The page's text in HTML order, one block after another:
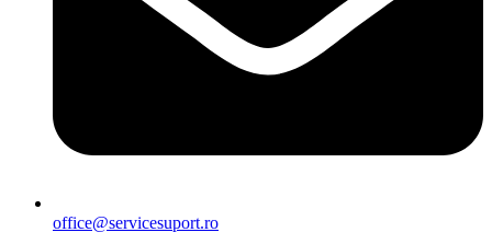
office@servicesuport.ro